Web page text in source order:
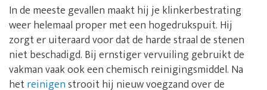
In de meeste gevallen maakt hij je klinkerbestrating
weer helemaal proper met een hogedrukspuit. Hij
zorgt er uiteraard voor dat de harde straal de stenen
niet beschadigd. Bij ernstiger vervuiling gebruikt de
vakman vaak ook een chemisch reinigingsmiddel. Na
hetreinigenstrooit hij nieuw voegzand over de